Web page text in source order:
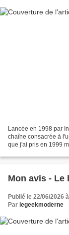
Lancée en 1998 par
chaîne consacrée à
que j'ai pris en 1999
Mon avis - Le
Publié le 22/06/2026
Par legeekmoderne